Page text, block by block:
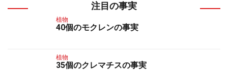
注目の事実
植物
40個のモクレンの事実
植物
35個のクレマチスの事実